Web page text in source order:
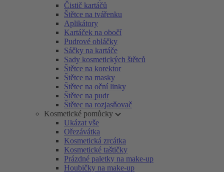
Čistič kartáčů
Štětce na tvářenku
Aplikátory
Kartáček na obočí
Pudrové obláčky
Sáčky na kartáče
Sady kosmetických štětců
Štětce na korektor
Štětce na masky
Štětec na oční linky
Štětec na pudr
Štětec na rozjasňovač
Kosmetické pomůcky
Ukázat vše
Ořezávátka
Kosmetická zrcátka
Kosmetické taštičky
Prázdné paletky na make-up
Houbičky na make-up